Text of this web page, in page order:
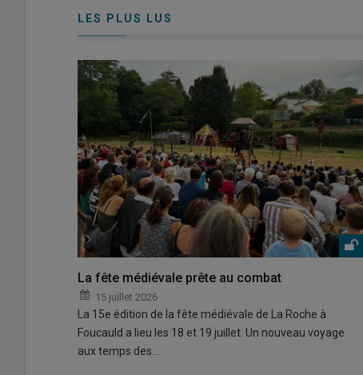
LES PLUS LUS
La fête médiévale prête au combat
15 juillet 2026
La 15e édition de la fête médiévale de La Roche à
Foucauld a lieu les 18 et 19 juillet. Un nouveau voyage
aux temps des…